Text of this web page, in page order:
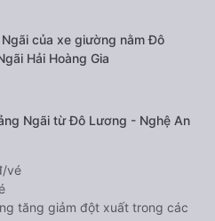
của xe giường nằm Đô
Hải Hoàng Gia
Ngãi từ Đô Lương - Nghệ An
vé
tăng giảm đột xuất trong các